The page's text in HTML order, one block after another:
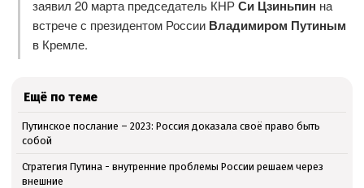
заявил 20 марта председатель КНРСи Цзиньпин на
встрече с президентом России Владимиром Путиным
в Кремле.
Ещё по теме
Путинское послание – 2023: Россия доказала своё право быть
собой
Стратегия Путина - внутренние проблемы России решаем через
внешние